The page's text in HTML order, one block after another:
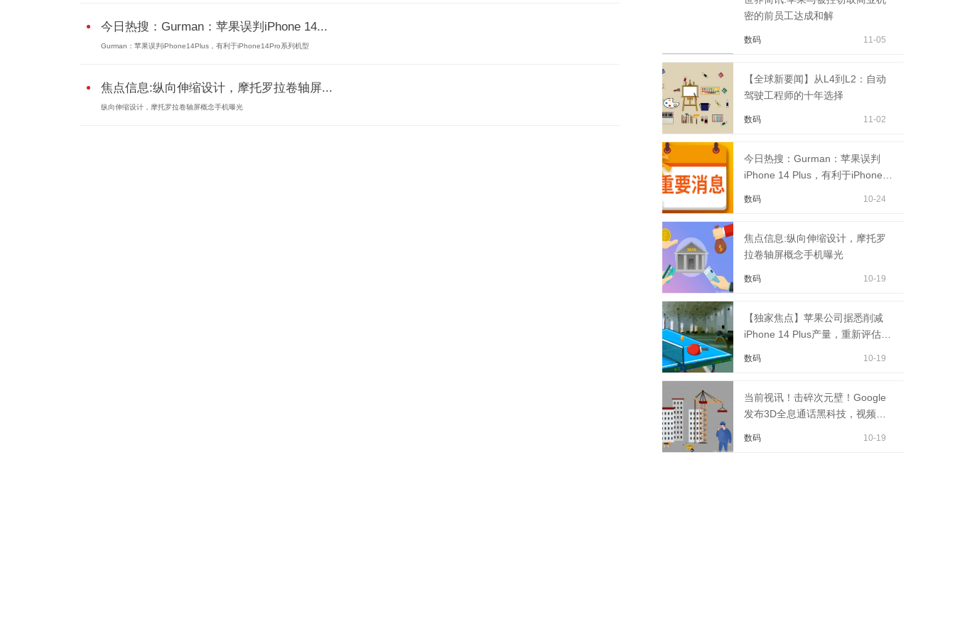
今日热搜：Gurman：苹果误判iPhone 14...
Gurman：苹果误判iPhone14Plus，有利于iPhone14Pro系列机型
焦点信息:纵向伸缩设计，摩托罗拉卷轴屏...
纵向伸缩设计，摩托罗拉卷轴屏概念手机曝光
密的前员工达成和解
数码 11-05
【全球新要闻】从L4到L2：自动
驾驶工程师的十年选择
数码 11-02
今日热搜：Gurman：苹果误判
iPhone 14 Plus，有利于iPhone
数码 10-24
焦点信息:纵向伸缩设计，摩托罗
拉卷轴屏概念手机曝光
数码 10-19
【独家焦点】苹果公司据悉削减
iPhone 14 Plus产量，重新评估需
数码 10-19
当前视讯！击碎次元壁！Google
发布3D全息通话黑科技，视频通
数码 10-19